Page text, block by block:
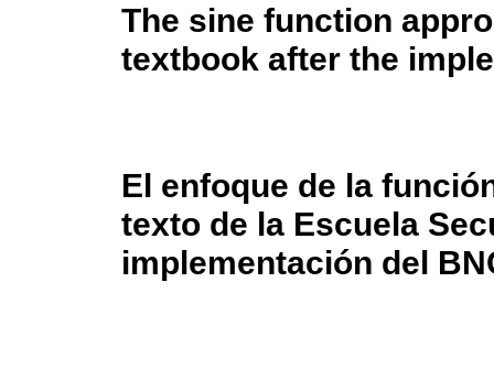
The sine function
textbook after the
El enfoque de la
texto de la Escuela
implementación del